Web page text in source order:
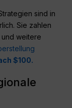
sind in
Sie zahlen
und weitere
$100.